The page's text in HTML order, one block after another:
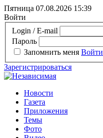
Пятница 07.08.2026 15:39
Войти
Login / E-mail
Пароль
Запомнить меня Войти
Зарегистрироваться
Новости
Газета
Приложения
Темы
Фото